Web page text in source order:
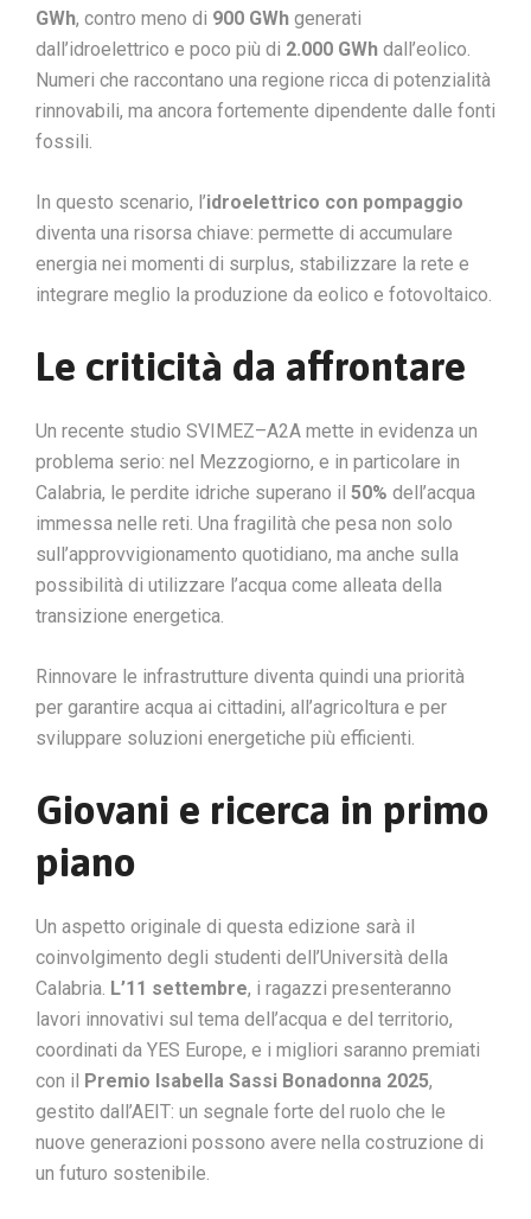
GWh, contro meno di 900 GWh generati
dall’idroelettrico e poco più di 2.000 GWh dall’eolico.
Numeri che raccontano una regione ricca di potenzialità
rinnovabili, ma ancora fortemente dipendente dalle fonti
fossili.
In questo scenario, l’idroelettrico con pompaggio
diventa una risorsa chiave: permette di accumulare
energia nei momenti di surplus, stabilizzare la rete e
integrare meglio la produzione da eolico e fotovoltaico.
Le criticità da affrontare
Un recente studio SVIMEZ–A2A mette in evidenza un
problema serio: nel Mezzogiorno, e in particolare in
Calabria, le perdite idriche superano il 50% dell’acqua
immessa nelle reti. Una fragilità che pesa non solo
sull’approvvigionamento quotidiano, ma anche sulla
possibilità di utilizzare l’acqua come alleata della
transizione energetica.
Rinnovare le infrastrutture diventa quindi una priorità
per garantire acqua ai cittadini, all’agricoltura e per
sviluppare soluzioni energetiche più efficienti.
Giovani e ricerca in primo
piano
Un aspetto originale di questa edizione sarà il
coinvolgimento degli studenti dell’Università della
Calabria. L’11 settembre, i ragazzi presenteranno
lavori innovativi sul tema dell’acqua e del territorio,
coordinati da YES Europe, e i migliori saranno premiati
con il Premio Isabella Sassi Bonadonna 2025,
gestito dall’AEIT: un segnale forte del ruolo che le
nuove generazioni possono avere nella costruzione di
un futuro sostenibile.